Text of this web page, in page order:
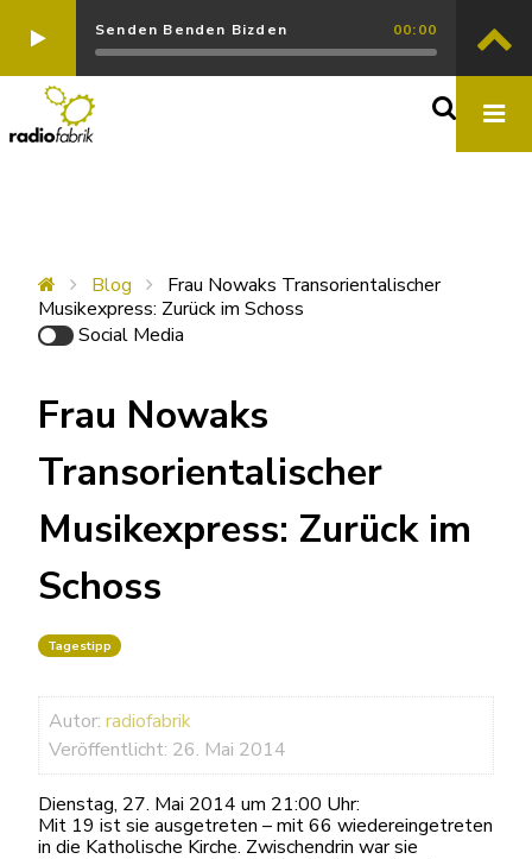
Senden Benden Bizden 00:00
Blog
Frau Nowaks Transorientalischer
Musikexpress: Zurück im Schoss
Social Media
Frau Nowaks
Transorientalischer
Musikexpress: Zurück im
Schoss
Tagestipp
Autor: radiofabrik
Veröffentlicht: 26. Mai 2014
Dienstag, 27. Mai 2014 um 21:00 Uhr:
Mit 19 ist sie ausgetreten – mit 66 wiedereingetreten
in die Katholische Kirche. Zwischendrin war sie